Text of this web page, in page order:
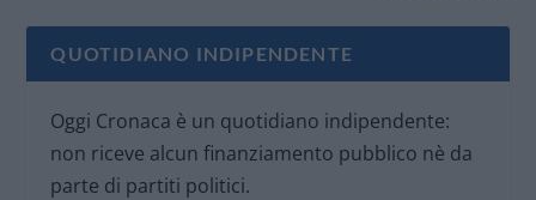
QUOTIDIANO INDIPENDENTE
Oggi Cronaca è un quotidiano indipendente:
non riceve alcun finanziamento pubblico nè da
parte di partiti politici.